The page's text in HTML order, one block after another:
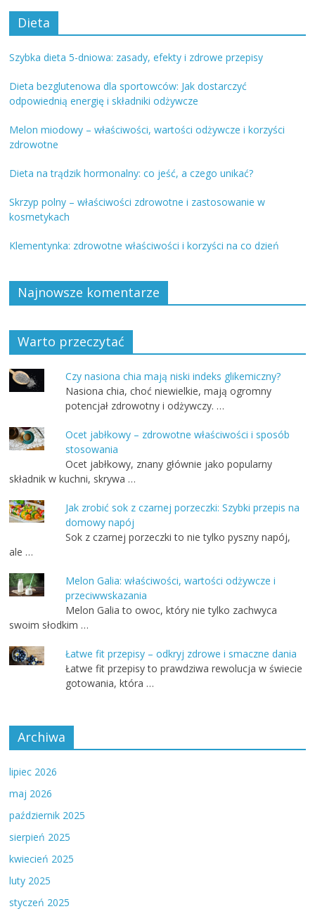
Dieta
Szybka dieta 5-dniowa: zasady, efekty i zdrowe przepisy
Dieta bezglutenowa dla sportowców: Jak dostarczyć
odpowiednią energię i składniki odżywcze
Melon miodowy – właściwości, wartości odżywcze i korzyści
zdrowotne
Dieta na trądzik hormonalny: co jeść, a czego unikać?
Skrzyp polny – właściwości zdrowotne i zastosowanie w
kosmetykach
Klementynka: zdrowotne właściwości i korzyści na co dzień
Najnowsze komentarze
Warto przeczytać
Czy nasiona chia mają niski indeks glikemiczny?
Nasiona chia, choć niewielkie, mają ogromny
potencjał zdrowotny i odżywczy. …
Ocet jabłkowy – zdrowotne właściwości i sposób
stosowania
Ocet jabłkowy, znany głównie jako popularny
składnik w kuchni, skrywa …
Jak zrobić sok z czarnej porzeczki: Szybki przepis na
domowy napój
Sok z czarnej porzeczki to nie tylko pyszny napój,
ale …
Melon Galia: właściwości, wartości odżywcze i
przeciwwskazania
Melon Galia to owoc, który nie tylko zachwyca
swoim słodkim …
Łatwe fit przepisy – odkryj zdrowe i smaczne dania
Łatwe fit przepisy to prawdziwa rewolucja w świecie
gotowania, która …
Archiwa
lipiec 2026
maj 2026
październik 2025
sierpień 2025
kwiecień 2025
luty 2025
styczeń 2025